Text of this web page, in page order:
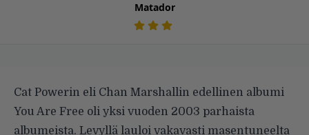
Matador
Cat Powerin eli Chan Marshallin edellinen albumi
You Are Free oli yksi vuoden 2003 parhaista
albumeista. Levyllä lauloi vakavasti masentuneelta